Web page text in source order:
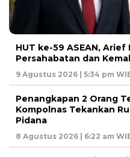
HUT ke-59 ASEAN,
Persahabatan dan
9 Agustus 2026 | 5:34 pm
Penangkapan 2 Orang
Kompolnas Tekankan
Pidana
8 Agustus 2026 | 6:22 am